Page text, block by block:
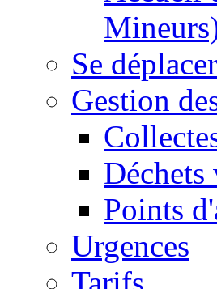
Se déplacer
Gestion
Déchets
Points
Urgences
Tarifs